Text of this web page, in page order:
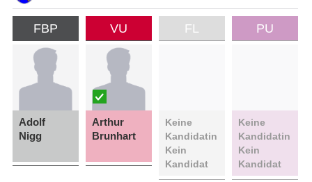
FBP
Adolf
Nigg
VU
Arthur
Brunhart
FL
Keine
Kandidatin
Kein
Kandidat
PU
Keine
Kandidatin
Kein
Kandidat